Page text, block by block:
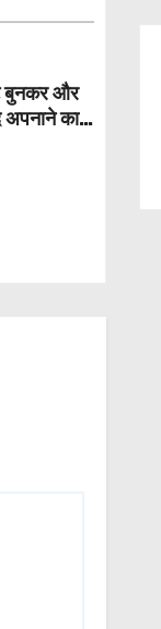
बुनकर और
अपनाने का